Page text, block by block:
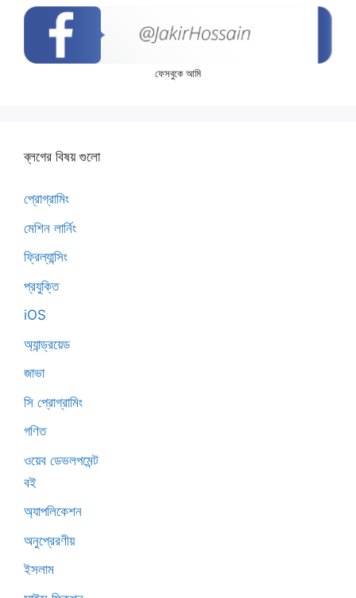
ফেসবুকে আমি
ব্লগের বিষয় গুলো
প্রোগ্রামিং
মেশিন লার্নিং
ফ্রিল্যান্সিং
প্রযুক্তি
iOS
অ্যান্ড্রয়েড
জাভা
সি প্রোগ্রামিং
গণিত
ওয়েব ডেভলপমেন্ট
বই
অ্যাপলিকেশন
অনুপ্রেরণীয়
ইসলাম